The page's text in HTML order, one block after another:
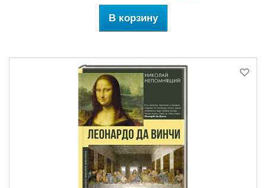
В корзину